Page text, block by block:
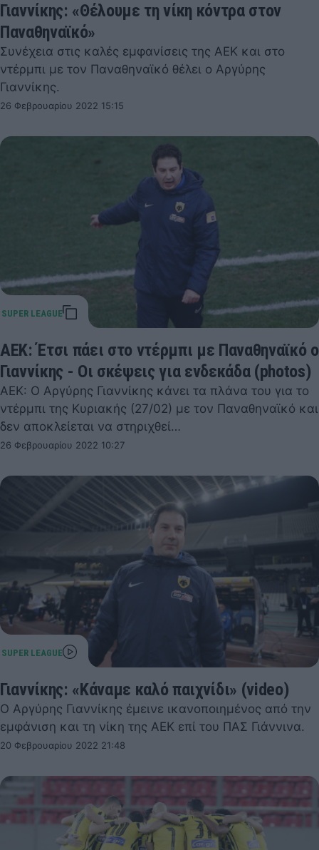
Γιαννίκης: «Θέλουμε τη νίκη κόντρα στον
Παναθηναϊκό»
Συνέχεια στις καλές εμφανίσεις της ΑΕΚ και στο
ντέρμπι με τον Παναθηναϊκό θέλει ο Αργύρης
Γιαννίκης.
26 Φεβρουαρίου 2022 15:15
ΑΕΚ: Έτσι πάει στο ντέρμπι με Παναθηναϊκό ο
Γιαννίκης - Οι σκέψεις για ενδεκάδα (photos)
ΑΕΚ: Ο Αργύρης Γιαννίκης κάνει τα πλάνα του για το
ντέρμπι της Κυριακής (27/02) με τον Παναθηναϊκό και
δεν αποκλείεται να στηριχθεί…
26 Φεβρουαρίου 2022 10:27
Γιαννίκης: «Κάναμε καλό παιχνίδι» (video)
Ο Αργύρης Γιαννίκης έμεινε ικανοποιημένος από την
εμφάνιση και τη νίκη της ΑΕΚ επί του ΠΑΣ Γιάννινα.
20 Φεβρουαρίου 2022 21:48